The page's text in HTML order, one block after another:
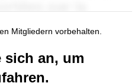
Mitgliedern vorbehalten.
sich an, um